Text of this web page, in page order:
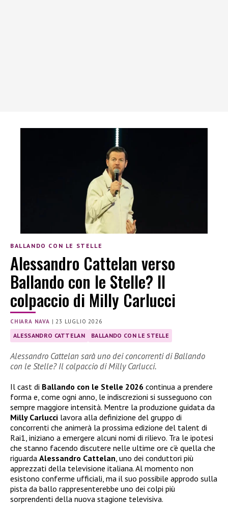
BALLANDO CON LE STELLE
Alessandro Cattelan verso
Ballando con le Stelle? Il
colpaccio di Milly Carlucci
CHIARA NAVA |23 LUGLIO 2026
ALESSANDRO CATTELAN BALLANDO CON LE STELLE
Alessandro Cattelan sarà uno dei concorrenti di Ballando
con le Stelle? Il colpaccio di Milly Carlucci.
Il cast di Ballando con le Stelle 2026 continua a prendere
forma e, come ogni anno, le indiscrezioni si susseguono con
sempre maggiore intensità. Mentre la produzione guidata da
Milly Carlucci lavora alla definizione del gruppo di
concorrenti che animerà la prossima edizione del talent di
Rai1, iniziano a emergere alcuni nomi di rilievo. Tra le ipotesi
che stanno facendo discutere nelle ultime ore c’è quella che
riguarda Alessandro Cattelan, uno dei conduttori più
apprezzati della televisione italiana. Al momento non
esistono conferme ufficiali, ma il suo possibile approdo sulla
pista da ballo rappresenterebbe uno dei colpi più
sorprendenti della nuova stagione televisiva.